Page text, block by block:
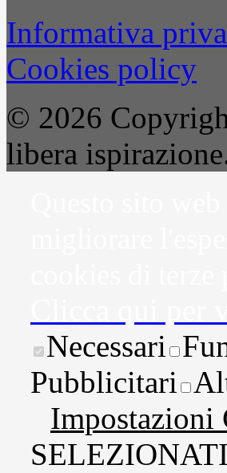
Informativa
Cookies policy
© 2026
libera
Necessari
Pubblicitari
Impostazioni
SELEZIONATI